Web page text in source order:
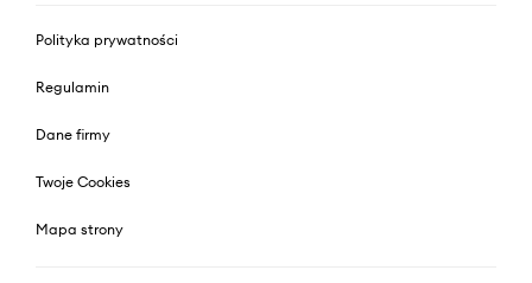
Polityka prywatności
Regulamin
Dane firmy
Twoje Cookies
Mapa strony